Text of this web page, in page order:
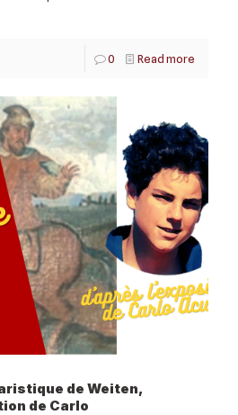
0 Read more
de Weiten,
de Carlo